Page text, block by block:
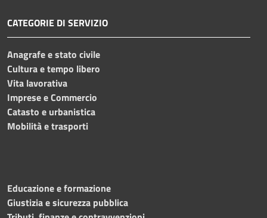
CATEGORIE DI SERVIZIO
Anagrafe e stato civile
Cultura e tempo libero
Vita lavorativa
Imprese e Commercio
Catasto e urbanistica
Mobilità e trasporti
Educazione e formazione
Giustizia e sicurezza pubblica